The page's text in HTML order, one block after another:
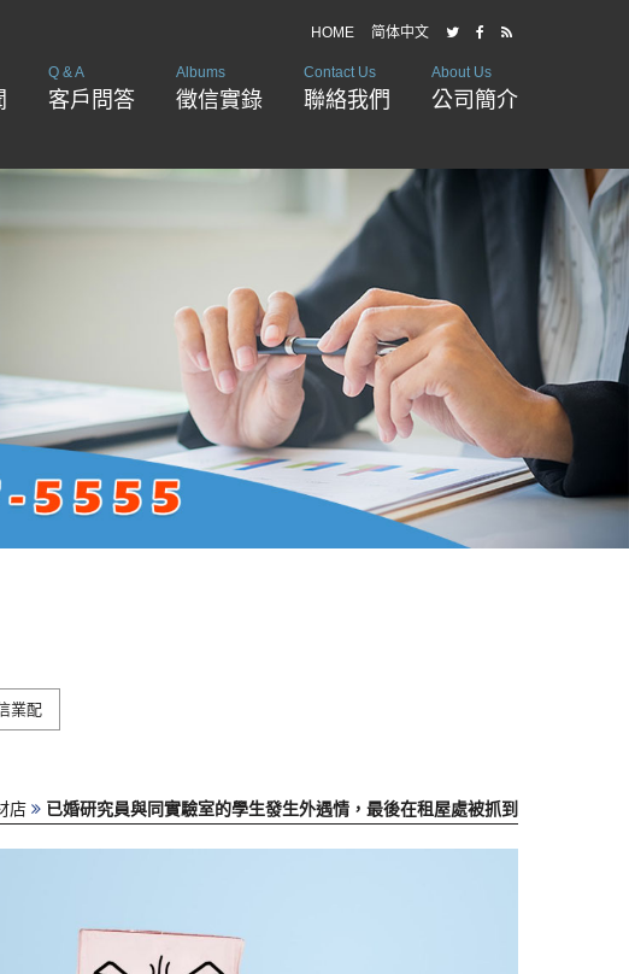
HOME 简体中文
Q & A
客戶問答
Albums
徵信實錄
Contact Us
聯絡我們
About Us
公司簡介
業配
店 已婚研究員與同實驗室的學生發生外遇情，最後在租屋處被抓到